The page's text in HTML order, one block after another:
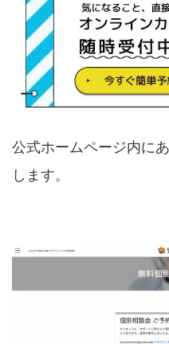
公式ホームページ内に
します。